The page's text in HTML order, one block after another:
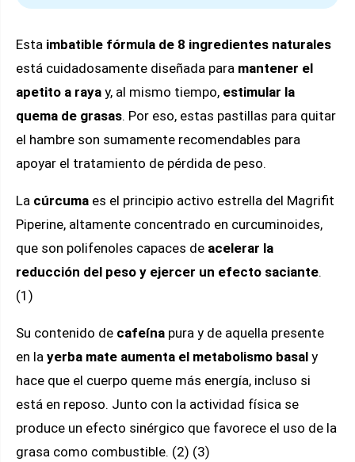
Esta imbatible fórmula de 8 ingredientes naturales
está cuidadosamente diseñada para mantener el
apetito a raya y, al mismo tiempo, estimular la
quema de grasas. Por eso, estas pastillas para quitar
el hambre son sumamente recomendables para
apoyar el tratamiento de pérdida de peso.
La cúrcuma es el principio activo estrella del Magrifit
Piperine, altamente concentrado en curcuminoides,
que son polifenoles capaces de acelerar la
reducción del peso y ejercer un efecto saciante.
(1)
Su contenido de cafeína pura y de aquella presente
en la yerba mate aumenta el metabolismo basal y
hace que el cuerpo queme más energía, incluso si
está en reposo. Junto con la actividad física se
produce un efecto sinérgico que favorece el uso de la
grasa como combustible. (2) (3)